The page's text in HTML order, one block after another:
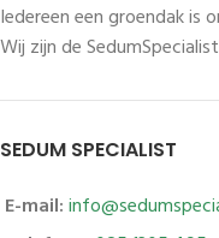
Iedereen een groendak is
Wij zijn de
SEDUM SPECIALIST
E-mail: